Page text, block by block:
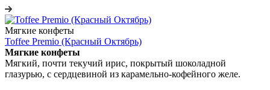
Мягкие конфеты
Toffee Premio (Красный Октябрь)
Мягкие конфеты
Мягкий, почти текучий ирис, покрытый шоколадной
глазурью, с сердцевиной из карамельно‑кофейного желе.